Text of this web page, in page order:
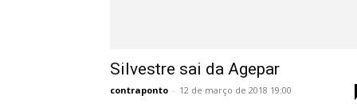
Silvestre sai da Agepar
contraponto - 12 de março de 2018 19:00